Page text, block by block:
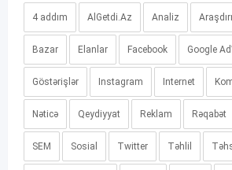
4 addım AlGetdi.Az Analiz
Bazar Elanlar Facebook Google
Göstərişlər Instagram Internet
Nəticə Qeydiyyat Reklam Rəqabət
SEM Sosial Twitter Təhlil